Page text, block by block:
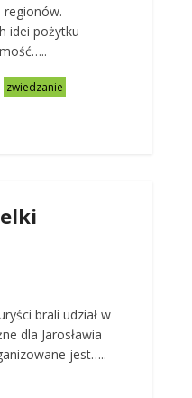
idei pożytku
zwiedzanie
brali udział w
dla Jarosławia
jest…..